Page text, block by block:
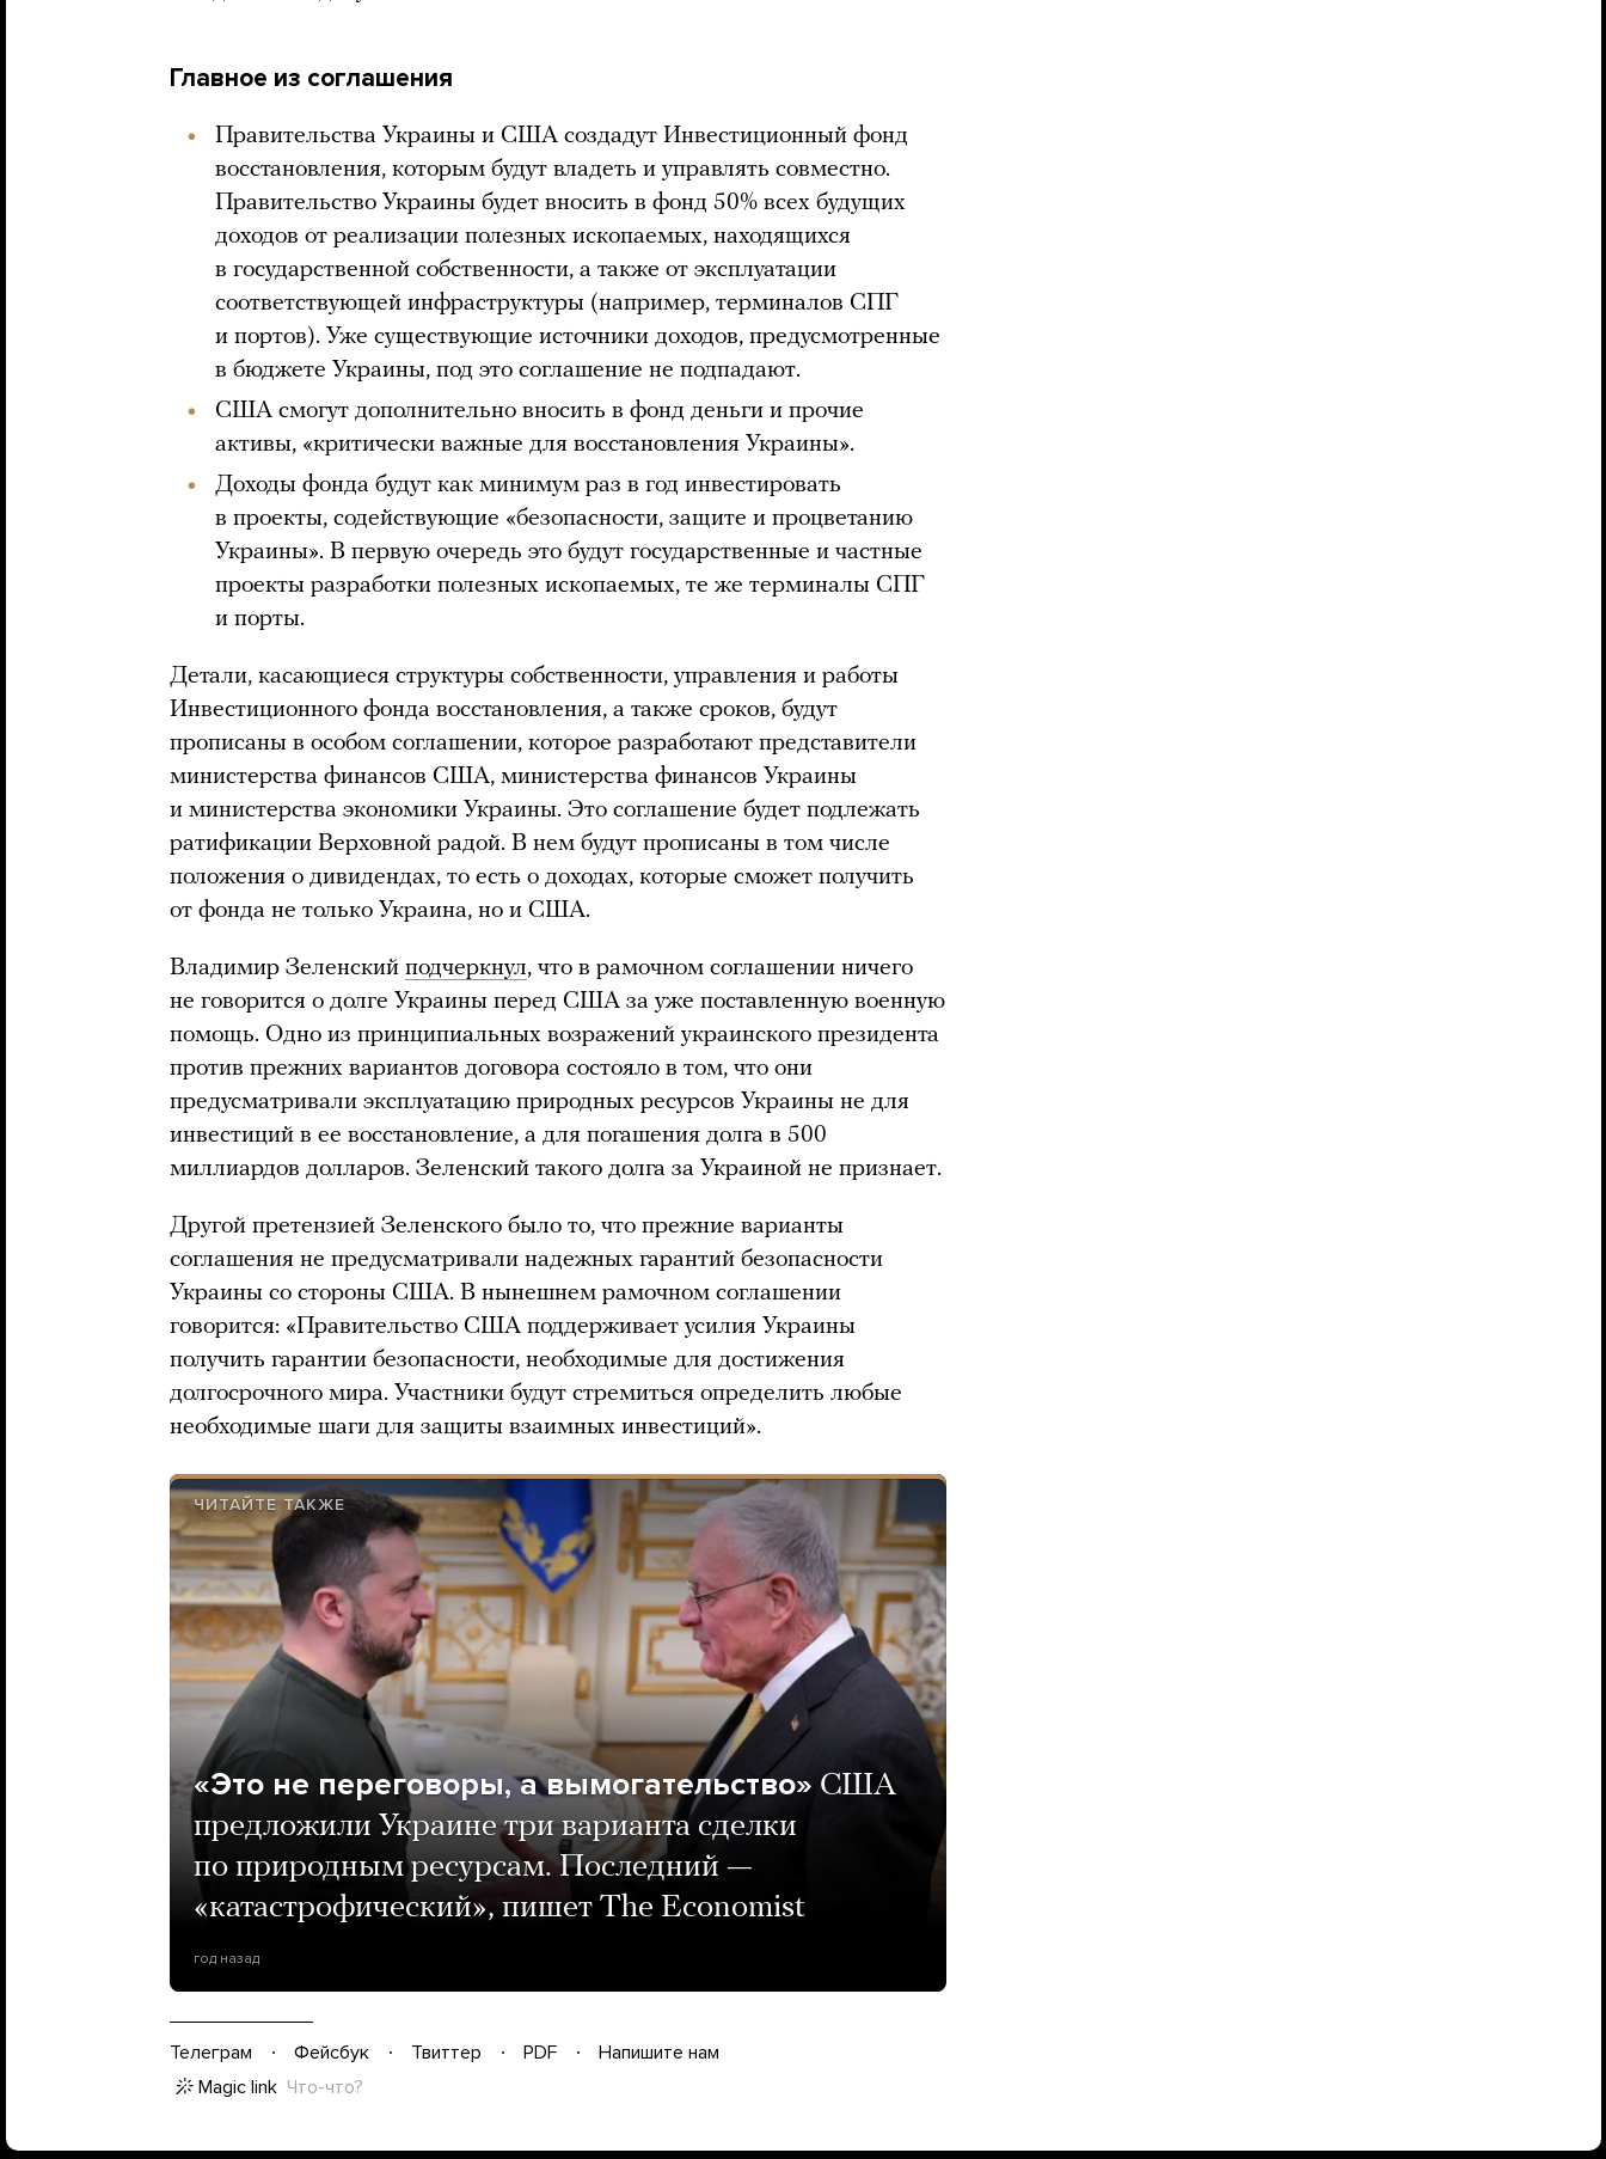
Главное из соглашения
Правительства Украины и США создадут Инвестиционный фонд
восстановления, которым будут владеть и управлять совместно.
Правительство Украины будет вносить в фонд 50% всех будущих
доходов от реализации полезных ископаемых, находящихся
в государственной собственности, а также от эксплуатации
соответствующей инфраструктуры (например, терминалов СПГ
и портов). Уже существующие источники доходов, предусмотренные
в бюджете Украины, под это соглашение не подпадают.
США смогут дополнительно вносить в фонд деньги и прочие
активы, «критически важные для восстановления Украины».
Доходы фонда будут как минимум раз в год инвестировать
в проекты, содействующие «безопасности, защите и процветанию
Украины». В первую очередь это будут государственные и частные
проекты разработки полезных ископаемых, те же терминалы СПГ
и порты.
Детали, касающиеся структуры собственности, управления и работы
Инвестиционного фонда восстановления, а также сроков, будут
прописаны в особом соглашении, которое разработают представители
министерства финансов США, министерства финансов Украины
и министерства экономики Украины. Это соглашение будет подлежать
ратификации Верховной радой. В нем будут прописаны в том числе
положения о дивидендах, то есть о доходах, которые сможет получить
от фонда не только Украина, но и США.
Владимир Зеленский подчеркнул, что в рамочном соглашении ничего
не говорится о долге Украины перед США за уже поставленную военную
помощь. Одно из принципиальных возражений украинского президента
против прежних вариантов договора состояло в том, что они
предусматривали эксплуатацию природных ресурсов Украины не для
инвестиций в ее восстановление, а для погашения долга в 500
миллиардов долларов. Зеленский такого долга за Украиной не признает.
Другой претензией Зеленского было то, что прежние варианты
соглашения не предусматривали надежных гарантий безопасности
Украины со стороны США. В нынешнем рамочном соглашении
говорится: «Правительство США поддерживает усилия Украины
получить гарантии безопасности, необходимые для достижения
долгосрочного мира. Участники будут стремиться определить любые
необходимые шаги для защиты взаимных инвестиций».
ЧИТАЙТЕ ТАКЖЕ
«Это не переговоры, а вымогательство» США
предложили Украине три варианта сделки
по природным ресурсам. Последний —
«катастрофический», пишет The Economist
год назад
Телеграм Фейсбук Твиттер PDF
Напишите нам
Magic link Что-что?